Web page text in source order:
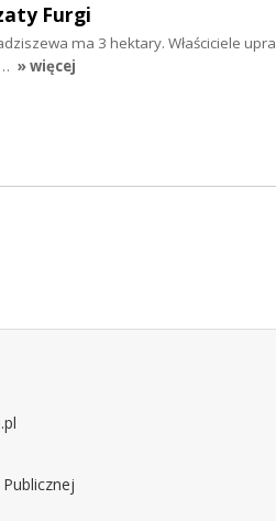
Furgi
ma 3 hektary. Właściciele
» więcej